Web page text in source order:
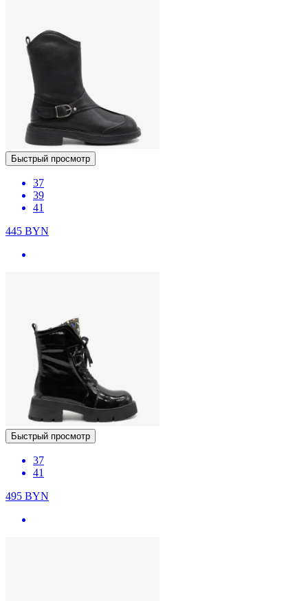
Быстрый просмотр
37
39
41
445 BYN
Быстрый просмотр
37
41
495 BYN